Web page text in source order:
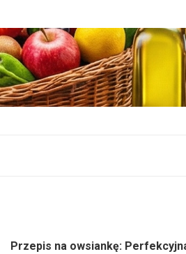
Przepis na owsiankę: